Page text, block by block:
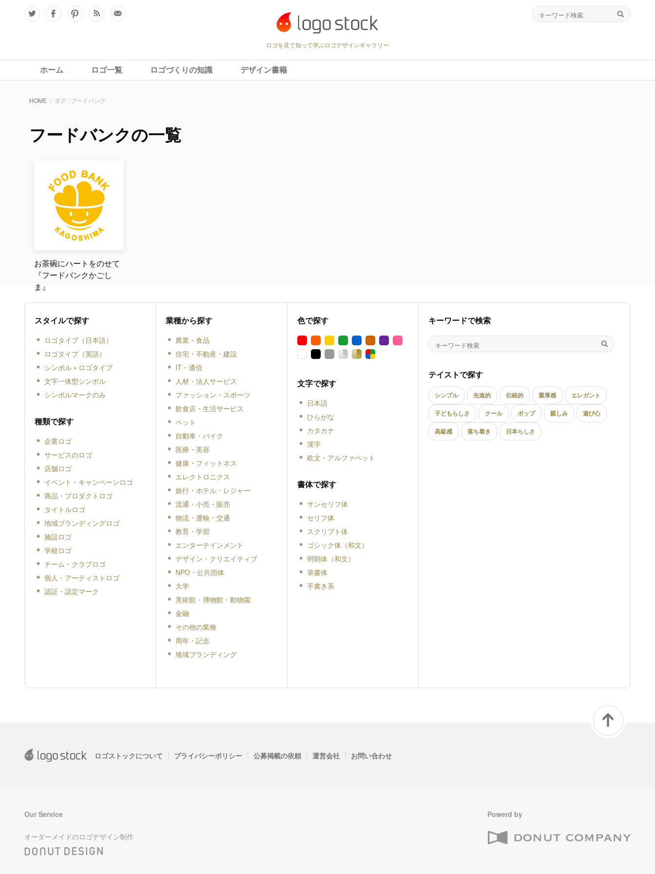
ロゴを見て知って学ぶロゴデザインギャラリー
ホーム ロゴ一覧 ロゴづくりの知識 デザイン書籍
HOME タグ : フードバンク
フードバンクの一覧
お茶碗にハートをのせて
『フードバンクかごし
ま』
スタイルで探す
ロゴタイプ（日本語）
ロゴタイプ（英語）
シンボル＋ロゴタイプ
文字一体型シンボル
シンボルマークのみ
種類で探す
企業ロゴ
サービスのロゴ
店舗ロゴ
イベント・キャンペーンロゴ
商品・プロダクトロゴ
タイトルロゴ
地域ブランディングロゴ
施設ロゴ
学校ロゴ
チーム・クラブロゴ
個人・アーティストロゴ
認証・認定マーク
業種から探す
農業・食品
住宅・不動産・建設
IT・通信
人材・法人サービス
ファッション・スポーツ
飲食店・生活サービス
ペット
自動車・バイク
医療・美容
健康・フィットネス
エレクトロニクス
旅行・ホテル・レジャー
流通・小売・販売
物流・運輸・交通
教育・学習
エンターテインメント
デザイン・クリエイティブ
NPO・公共団体
大学
美術館・博物館・動物園
金融
その他の業種
周年・記念
地域ブランディング
色で探す
文字で探す
日本語
ひらがな
カタカナ
漢字
欧文・アルファベット
書体で探す
サンセリフ体
セリフ体
スクリプト体
ゴシック体（和文）
明朝体（和文）
筆書体
手書き系
キーワードで検索
テイストで探す
シンプル 先進的 伝統的 重厚感 エレガント
子どもらしさ クール ポップ 親しみ 遊び心
高級感 落ち着き 日本らしさ
ロゴストックについて | プライバシーポリシー | 公募掲載の依頼 | 運営会社 | お問い合わせ
Our Service
オーダーメイドのロゴデザイン制作
Powerd by